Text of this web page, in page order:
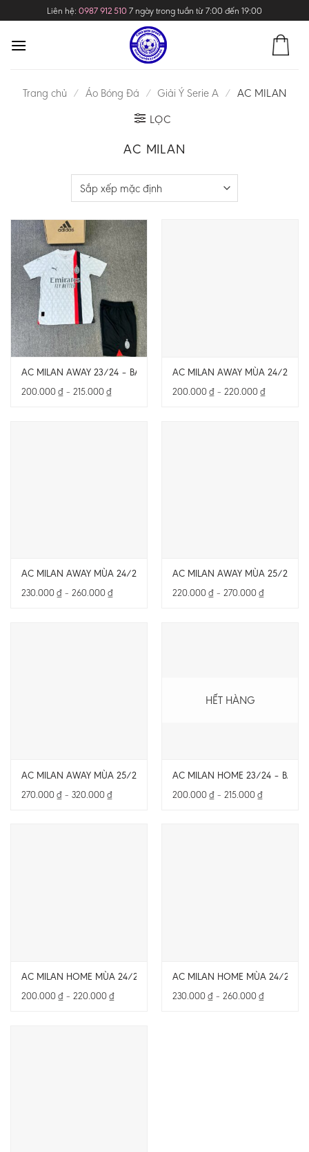
to
content
Liên hệ: 0987 912 5107 ngày trong tuần từ 7:00 đến 19:00
Trang chủ / Áo Bóng Đá / Giải Ý Serie A / AC MILAN
LỌC
AC MILAN
AC MILAN AWAY 23/24 – BẢN FAN – CẢ BỘ
200.000₫ – 215.000₫Khoảng
giá:
AC MILAN AWAY MÙA 24/25 –
200.000₫ – 220.000₫Khoảng
giá:
AC MILAN AWAY MÙA 24/25 – BẢN PLAYER – CHỈ CÓ ÁO
230.000₫ – 260.000₫Khoảng
giá:
AC MILAN AWAY MÙA 25/26 –
220.000₫ – 270.000₫Khoảng
giá:
AC MILAN AWAY MÙA 25/26 – BẢN PLAYER – CHỈ CÓ ÁO
270.000₫ – 320.000₫Khoảng
giá:
HẾT HÀNG
AC MILAN HOME 23/24 – BẢN
200.000₫ – 215.000₫Khoảng
giá:
AC MILAN HOME MÙA 24/25 – BẢN FAN – CẢ BỘ
200.000₫ – 220.000₫Khoảng
giá:
AC MILAN HOME MÙA 24/25 –
230.000₫ – 260.000₫Khoảng
giá: